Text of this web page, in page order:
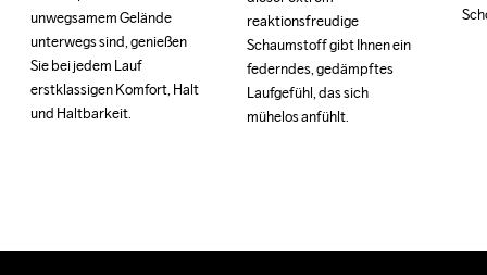
unwegsamem Gelände
unterwegs sind, genießen
Sie bei jedem Lauf
erstklassigen Komfort, Halt
und Haltbarkeit.
unwegsamem Gelände
unterwegs sind, genießen
Sie bei jedem Lauf
erstklassigen Komfort, Halt
und Haltbarkeit.
reaktionsfreudige
Schaumstoff gibt Ihnen ein
federndes, gedämpftes
Laufgefühl, das sich
mühelos anfühlt.
reaktionsfreudige
Schaumstoff gibt Ihnen ein
federndes, gedämpftes
Laufgefühl, das sich
mühelos anfühlt.